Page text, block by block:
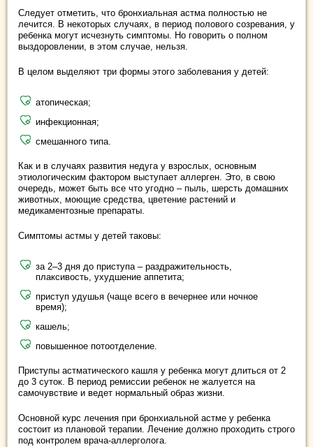
Следует отметить, что бронхиальная астма полностью не
лечится. В некоторых случаях, в период полового созревания, у
ребенка могут исчезнуть симптомы. Но говорить о полном
выздоровлении, в этом случае, нельзя.
В целом выделяют три формы этого заболевания у детей:
атопическая;
инфекционная;
смешанного типа.
Как и в случаях развития недуга у взрослых, основным
этиологическим фактором выступает аллерген. Это, в свою
очередь, может быть все что угодно – пыль, шерсть домашних
животных, моющие средства, цветение растений и
медикаментозные препараты.
Симптомы астмы у детей таковы:
за 2–3 дня до приступа – раздражительность,
плаксивость, ухудшение аппетита;
приступ удушья (чаще всего в вечернее или ночное
время);
кашель;
повышенное потоотделение.
Приступы астматического кашля у ребенка могут длиться от 2
до 3 суток. В период ремиссии ребенок не жалуется на
самочувствие и ведет нормальный образ жизни.
Основной курс лечения при бронхиальной астме у ребенка
состоит из плановой терапии. Лечение должно проходить строго
под контролем врача-аллерголога.